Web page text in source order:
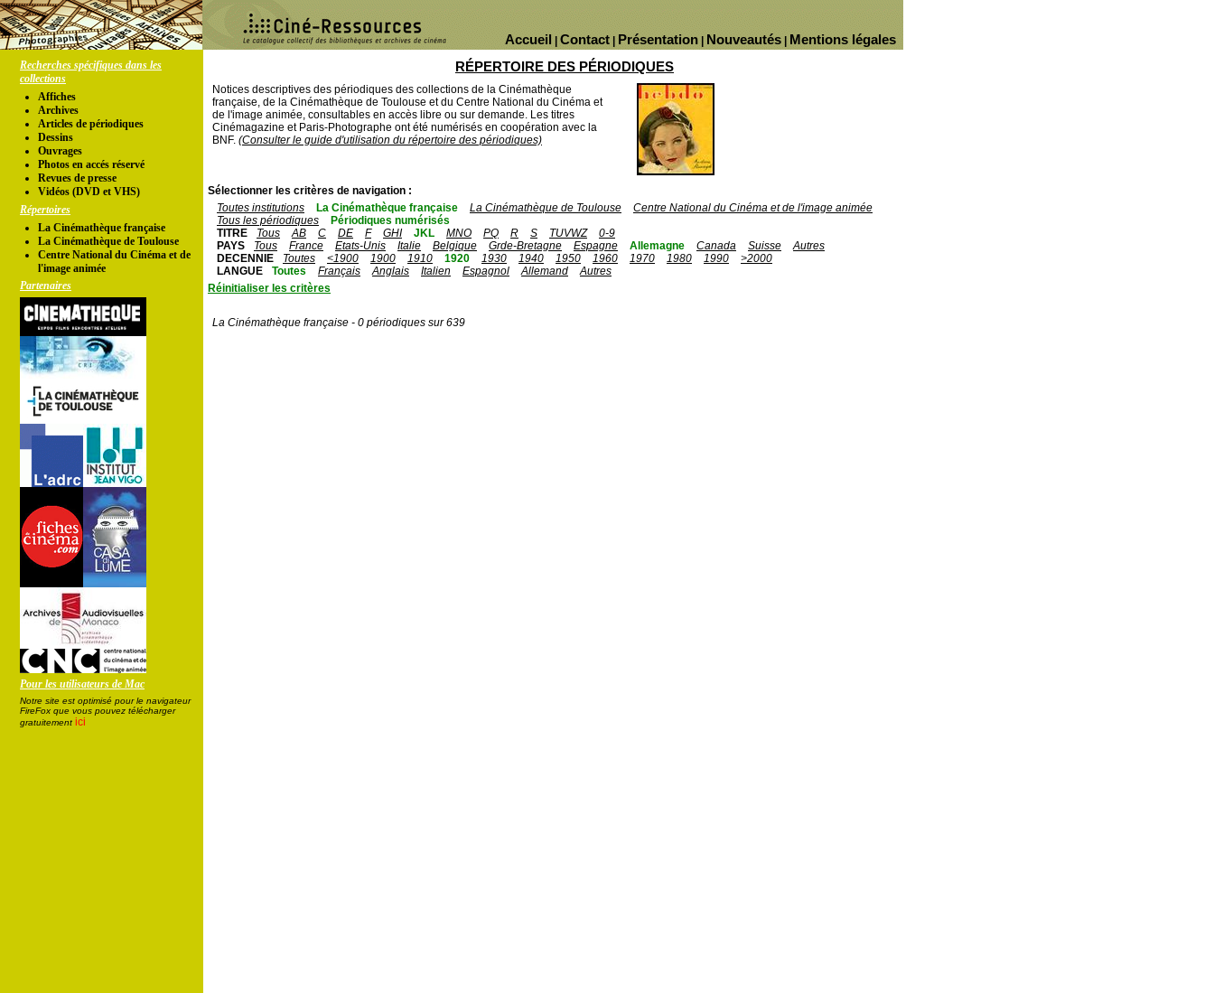
Mentions légales
Nouveautés
Présentation
Contact
Accueil
Recherches spécifiques dans les
collections
Affiches
Archives
Articles de périodiques
Dessins
Ouvrages
Photos en accés réservé
Revues de presse
Vidéos (DVD et VHS)
Répertoires
La Cinémathèque française
La Cinémathèque de Toulouse
Centre National du Cinéma et de
l'image animée
Partenaires
Pour les utilisateurs de Mac
Notre site est optimisé pour le navigateur
FireFox que vous pouvez télécharger
gratuitement ici
RÉPERTOIRE DES PÉRIODIQUES
Notices descriptives des périodiques des collections de la Cinémathèque
française, de la Cinémathèque de Toulouse et du Centre National du Cinéma et
de l'image animée, consultables en accès libre ou sur demande. Les titres
Cinémagazine et Paris-Photographe ont été numérisés en coopération avec la
BNF. (Consulter le guide d'utilisation du répertoire des périodiques)
Sélectionner les critères de navigation :
Toutes institutions
La Cinémathèque française La Cinémathèque de Toulouse
Centre National du Cinéma et de l'image animée
Tous les périodiques
Périodiques numérisés
TITRE
Tous AB C DE F GHI JKL MNO PQ R S TUVWZ
0-9
PAYS
Tous France Etats-Unis Italie Belgique Grde-Bretagne Espagne Allemagne Canada Suisse
Autres
DECENNIE
Toutes <1900 1900 1910 1920 1930 1940 1950 1960 1970 1980 1990
>2000
LANGUE
Toutes Français Anglais Italien Espagnol Allemand
Autres
Réinitialiser les critères
La Cinémathèque française - 0 périodiques sur 639